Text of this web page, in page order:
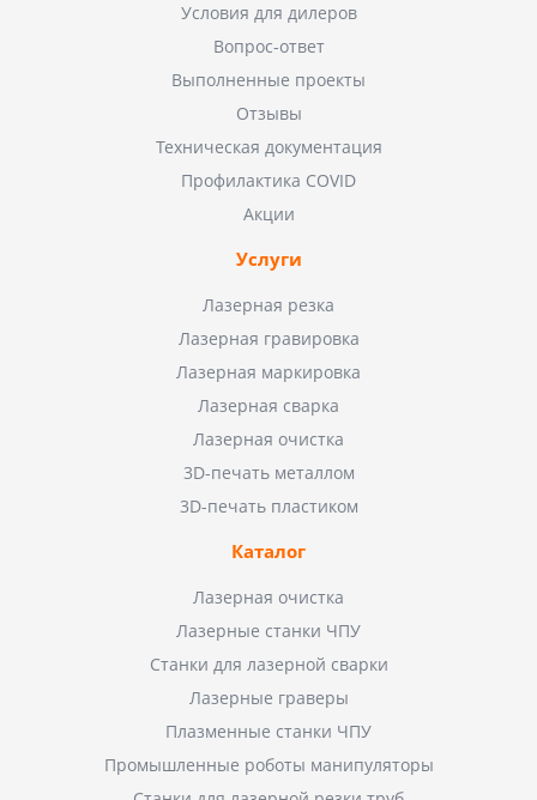
Условия для дилеров
Вопрос-ответ
Выполненные проекты
Отзывы
Техническая документация
Профилактика COVID
Акции
Услуги
Лазерная резка
Лазерная гравировка
Лазерная маркировка
Лазерная сварка
Лазерная очистка
3D-печать металлом
3D-печать пластиком
Каталог
Лазерная очистка
Лазерные станки ЧПУ
Станки для лазерной сварки
Лазерные граверы
Плазменные станки ЧПУ
Промышленные роботы манипуляторы